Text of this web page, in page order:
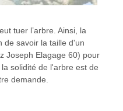
tuer l’arbre. Ainsi, la
de savoir la taille d'un
Joseph Elagage 60) pour
solidité de l'arbre est de
demande.